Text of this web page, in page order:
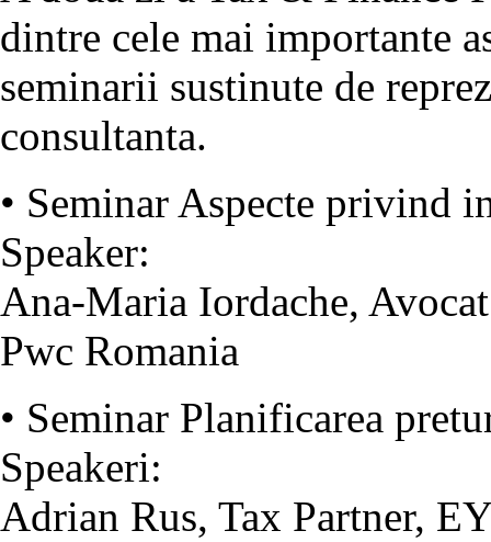
dintre cele mai importante
seminarii sustinute de
consultanta.
• Seminar Aspecte privind
Speaker:
Ana-Maria Iordache,
Pwc Romania
• Seminar Planificarea
Speakeri:
Adrian Rus, Tax Partner,